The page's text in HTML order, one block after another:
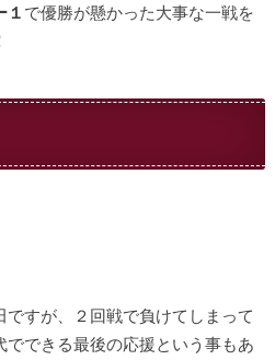
１ で優勝が懸かった大事な一戦を
ですが、２回戦で負けてしまって
できる最後の応援という事もあ